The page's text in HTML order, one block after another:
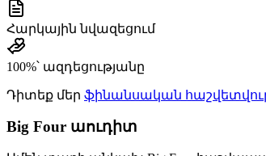
Հար­կա­յին նվա­զե­ցում
100%՝ ազ­դե­ցութ­յա­նը
Դի­տեք մեր ֆի­նան­սա­կան
Big Four աու­դիտ